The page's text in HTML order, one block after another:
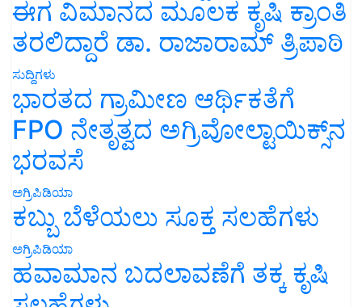
ತರಲಿದ್ದಾರೆ ಡಾ. ರಾಜಾರಾಮ್ ತ್ರಿಪಾಠಿ
ಸುದ್ದಿಗಳು
ಭಾರತದ ಗ್ರಾಮೀಣ ಆರ್ಥಿಕತೆಗೆ
FPO ನೇತೃತ್ವದ ಅಗ್ರಿವೋಲ್ಟಾಯಿಕ್ಸ್‌ನ
ಭರವಸೆ
ಅಗ್ರಿಪಿಡಿಯಾ
ಕಬ್ಬು ಬೆಳೆಯಲು ಸೂಕ್ತ ಸಲಹೆಗಳು
ಅಗ್ರಿಪಿಡಿಯಾ
ಹವಾಮಾನ ಬದಲಾವಣೆಗೆ ತಕ್ಕ ಕೃಷಿ
ಸಲಹೆಗಳು